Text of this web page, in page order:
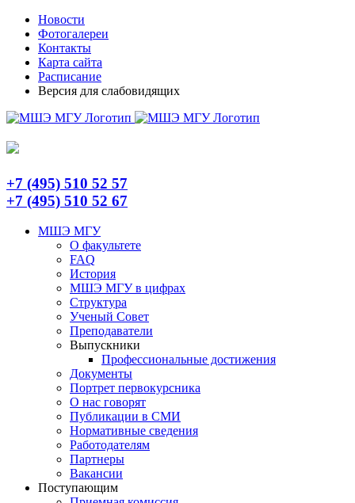
Skip
content
TelegramНовости
Фотогалереи
Контакты
Карта сайта
Расписание
Версия для слабовидящих
+7 (495) 510 52 57
+7 (495) 510 52 67
МШЭ МГУ
О факультете
FAQ
История
МШЭ МГУ в цифрах
Структура
Ученый Совет
Преподаватели
Выпускники
Профессиональные достижения
Документы
Портрет первокурсника
О нас говорят
Публикации в СМИ
Нормативные сведения
Работодателям
Партнеры
Вакансии
Поступающим